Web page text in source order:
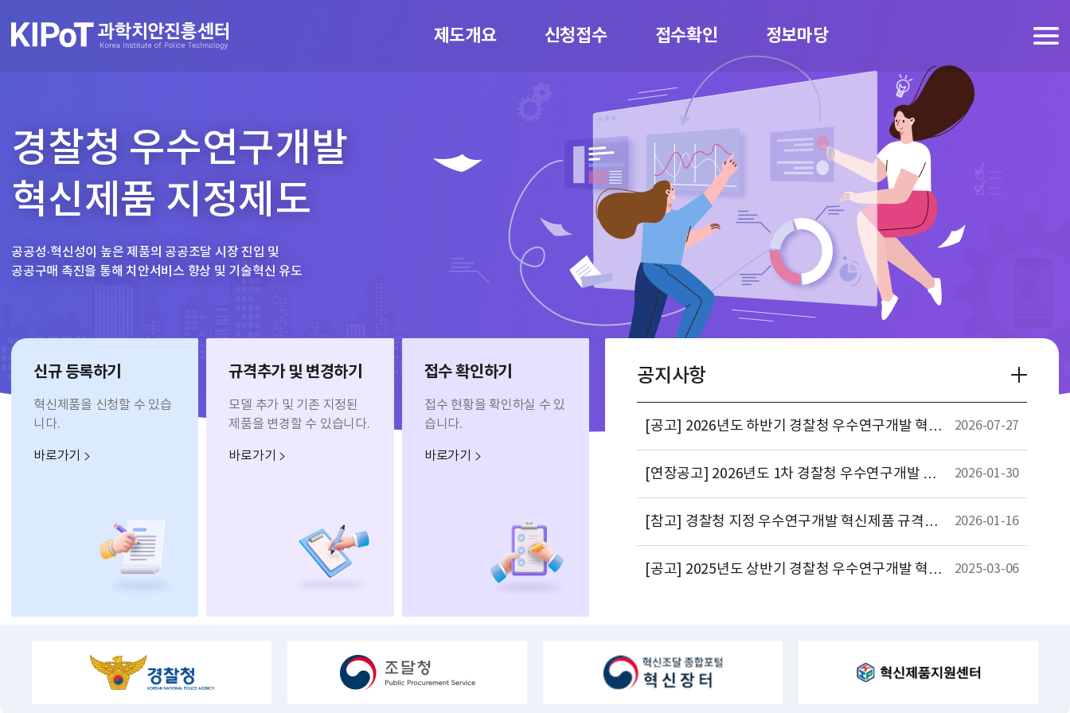
제도개요 신청접수 접수확인 정보마당
경찰청 우수연구개발
혁신제품 지정제도
공공성·혁신성이 높은 제품의 공공조달 시장 진입 및
공공구매 촉진을 통해 치안서비스 향상 및 기술혁신 유도
신규 등록하기
혁신제품을 신청할 수 있습
니다.
바로가기
규격추가 및 변경하기
모델 추가 및 기존 지정된
제품을 변경할 수 있습니다.
바로가기
접수 확인하기
접수 현황을 확인하실 수 있
습니다.
바로가기
공지사항
[공고] 2026년도 하반기 경찰청 우수연구개발 혁신
제품 지정 계획 공고(7.27(월) ~ 8.28(금) 18시)
2026-07-27
[연장공고] 2026년도 1차 경찰청 우수연구개발 혁
신제품 지정 계획 연장 공고(1.30(금) ~ 3.20(금) 18
시)
2026-01-30
[참고] 경찰청 지정 우수연구개발 혁신제품 규격추
가 및 변경 신청 절차 안내
2026-01-16
[공고] 2025년도 상반기 경찰청 우수연구개발 혁신
2025-03-06